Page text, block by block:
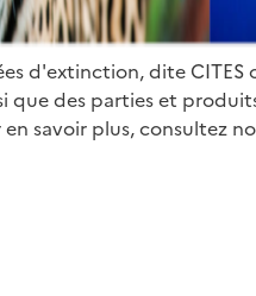
d'extinction, dite
des parties et
savoir plus, consultez